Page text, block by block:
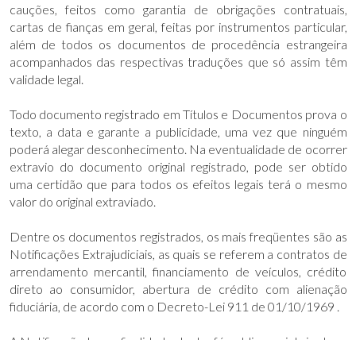
cauções, feitos como garantia de obrigações contratuais,
cartas de fianças em geral, feitas por instrumentos particular,
além de todos os documentos de procedência estrangeira
acompanhados das respectivas traduções que só assim têm
validade legal.
Todo documento registrado em Títulos e Documentos prova o
texto, a data e garante a publicidade, uma vez que ninguém
poderá alegar desconhecimento. Na eventualidade de ocorrer
extravio do documento original registrado, pode ser obtido
uma certidão que para todos os efeitos legais terá o mesmo
valor do original extraviado.
Dentre os documentos registrados, os mais freqüentes são as
Notificações Extrajudiciais, as quais se referem a contratos de
arrendamento mercantil, financiamento de veículos, crédito
direto ao consumidor, abertura de crédito com alienação
fiduciária, de acordo com o Decreto-Lei 911 de 01/10/1969 .